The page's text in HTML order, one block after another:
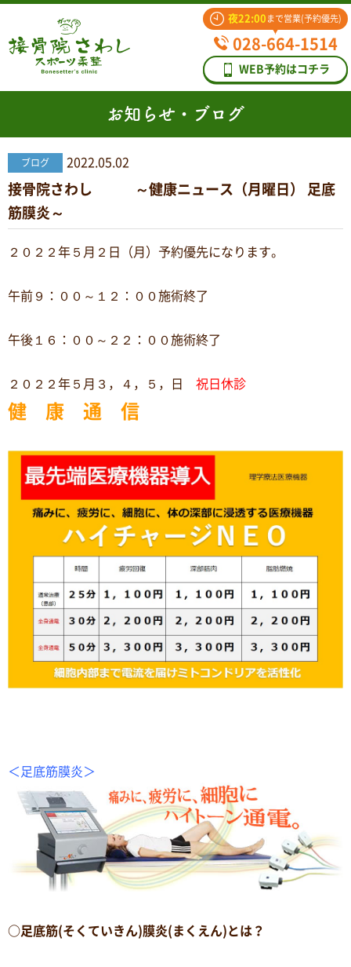
夜22:00 まで営業(予約優先)
028-664-1514
WEB予約はコチラ
お知らせ・ブログ
ブログ 2022.05.02
接骨院さわし ～健康ニュース（月曜日） 足底
筋膜炎～
２０２２年５月２日（月）予約優先になります。
午前９：００～１２：００施術終了
午後１６：００～２２：００施術終了
２０２２年５月３，４，５，日 祝日休診
健 康 通 信
＜足底筋膜炎＞
○足底筋(そくていきん)膜炎(まくえん)とは？